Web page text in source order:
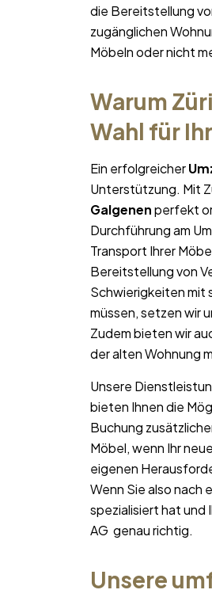
die Bereitstellung
zugänglichen
Möbeln oder nicht
Warum
Wahl für
Ein erfolgreicher
Unterstützung. Mit
Galgenenperfekt
Durchführung am
Transport Ihrer
Bereitstellung von
Schwierigkeiten mit
müssen, setzen wir
Zudem bieten wir
der alten Wohnung
Unsere
bieten Ihnen die
Buchung
Möbel, wenn Ihr
eigenen
Wenn Sie also nach
spezialisiert hat und
AG genau richtig.
Unsere